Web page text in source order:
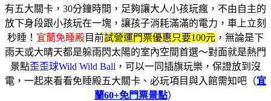
有五大關卡，30分鐘時間，足夠讓大人小孩玩瘋，不由自主的
放下身段跟小孩玩在一塊，讓孩子消耗滿滿的電力，車上立刻
秒睡！ 宜蘭免睡殿目前試營運門票優惠只要100元 ，無論是下
雨天或大晴天都是躲雨閃太陽的室內空間首選～對面就是熱門
景點歪歪球Wild Wild Ball ，可以一同插旗玩樂，保證放到沒
電，一起來看看免睡殿五大關卡、必玩項目與入館需知吧（宜
蘭60+免門票景點）